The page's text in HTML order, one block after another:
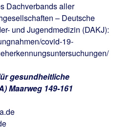
Dachverbands aller
– Deutsche
und Jugendmedizin (DAKJ):
covid-19-
gesundheitliche
Maarweg 149-161